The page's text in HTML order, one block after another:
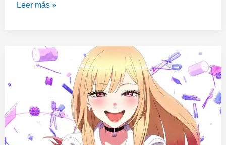
Leer más »
animes
parecidos
Sono
Bisque